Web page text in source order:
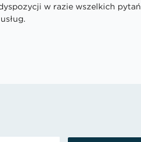
w razie wszelkich pytań